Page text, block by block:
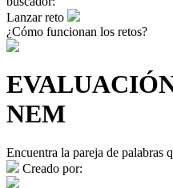
Lanzar reto
¿Cómo funcionan los retos?
NEM
Encuentra la pareja de palabras
Creado por: